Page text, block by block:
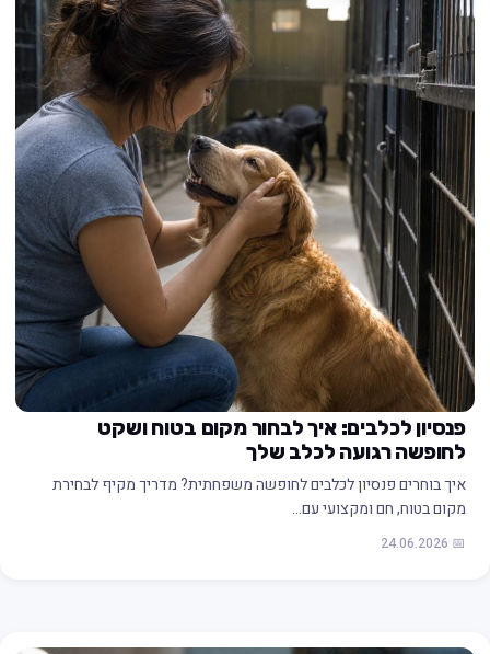
פנסיון לכלבים: איך לבחור מקום בטוח ושקט
לחופשה רגועה לכלב שלך
איך בוחרים פנסיון לכלבים לחופשה משפחתית? מדריך מקיף לבחירת
מקום בטוח, חם ומקצועי עם…
📅 24.06.2026